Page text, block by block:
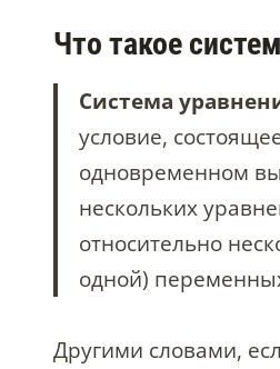
Что такое
Система
условие,
одновременном
нескольких
относительно
одной)
Другими словами,